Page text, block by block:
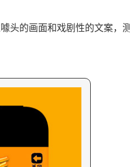
头的画面和戏剧性的文案，